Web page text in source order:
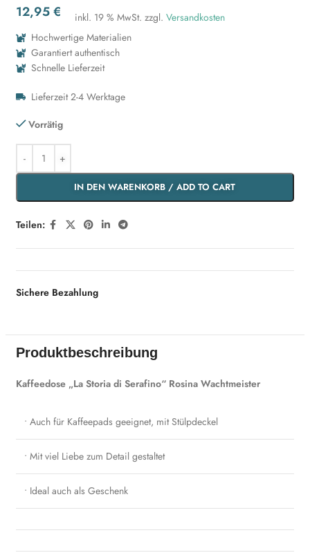
12,95€ inkl. 19 % MwSt. zzgl. Versandkosten
Hochwertige Materialien
Garantiert authentisch
Schnelle Lieferzeit
Lieferzeit 2-4 Werktage
Vorrätig
IN DEN WARENKORB / ADD TO CART
Teilen:
Sichere Bezahlung
Produktbeschreibung
Kaffeedose „La Storia di Serafino“ Rosina Wachtmeister
• Auch für Kaffeepads geeignet, mit Stülpdeckel
• Mit viel Liebe zum Detail gestaltet
• Ideal auch als Geschenk